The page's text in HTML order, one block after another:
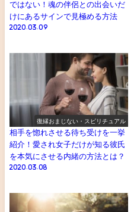
ではない！魂の伴侶との出会いだ
けにあるサインで見極める方法
2020.03.09
復縁おまじない・スピリチュアル
相手を惚れさせる待ち受けを一挙
紹介！愛され女子だけが知る彼氏
を本気にさせる内緒の方法とは？
2020.03.08